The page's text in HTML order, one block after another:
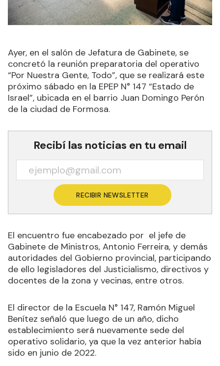
Ayer, en el salón de Jefatura de Gabinete, se
concretó la reunión preparatoria del operativo
“Por Nuestra Gente, Todo”, que se realizará este
próximo sábado en la EPEP N° 147 “Estado de
Israel”, ubicada en el barrio Juan Domingo Perón
de la ciudad de Formosa.
Recibí las noticias en tu email
RECIBIR NEWSLETTER
El encuentro fue encabezado por el jefe de
Gabinete de Ministros, Antonio Ferreira, y demás
autoridades del Gobierno provincial, participando
de ello legisladores del Justicialismo, directivos y
docentes de la zona y vecinas, entre otros.
El director de la Escuela N° 147, Ramón Miguel
Benítez señaló que luego de un año, dicho
establecimiento será nuevamente sede del
operativo solidario, ya que la vez anterior había
sido en junio de 2022.